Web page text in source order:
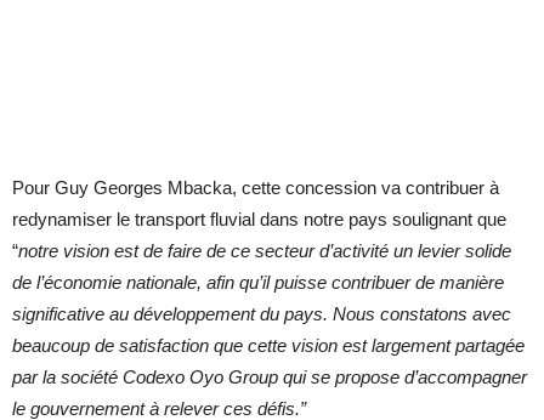
Pour Guy Georges Mbacka, cette concession va contribuer à
redynamiser le transport fluvial dans notre pays soulignant que
“notre vision est de faire de ce secteur d’activité un levier solide
de l’économie nationale, afin qu’il puisse contribuer de manière
significative au développement du pays. Nous constatons avec
beaucoup de satisfaction que cette vision est largement partagée
par la société Codexo Oyo Group qui se propose d’accompagner
le gouvernement à relever ces défis.”